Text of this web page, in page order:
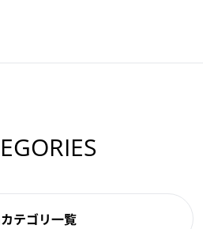
テゴリ一覧